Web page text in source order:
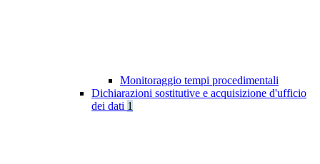
Monitoraggio tempi procedimentali
Dichiarazioni sostitutive e acquisizione d'ufficio
dei dati 1